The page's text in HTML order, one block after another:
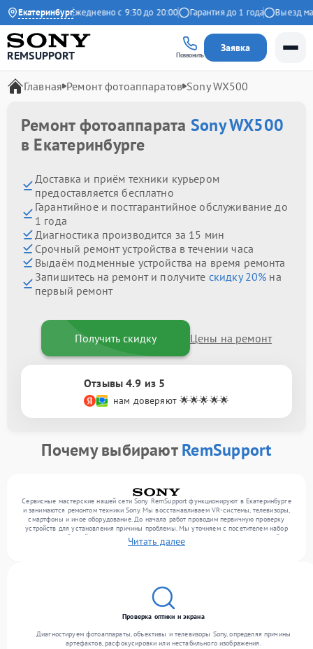
Екатеринбург
на Яндекс Ежедневно с 9:30 до 20:00 Гарантия до 1 года Выезд
REMSUPPORT Позвонить
Заявка
Главная Ремонт фотоаппаратов Sony WX500
Ремонт фотоаппарата Sony WX500
в Екатеринбурге
Доставка и приём техники курьером
предоставляется бесплатно
Гарантийное и постгарантийное обслуживание до
1 года
Диагностика производится за 15 мин
Срочный ремонт устройства в течении часа
Выдаём подменные устройства на время ремонта
Запишитесь на ремонт и получите скидку 20% на
первый ремонт
Получить скидку Цены на ремонт
Отзывы 4.9 из 5
нам доверяют 🌟🌟🌟🌟🌟
Почему выбираютRemSupport
Сервисные мастерские нашей сети Sony RemSupport функционируют в Екатеринбурге
и занимаются ремонтом техники Sony. Мы восстанавливаем VR-системы, телевизоры,
смартфоны и иное оборудование. До начала работ проводим первичную проверку
устройств для установления причины проблемы. Мы уточняем с посетителем набор
нужных действий и их цену, лишь потом выполняем восстановление с заменой
запчастей по необходимости. В конце подтверждаем качество услуг финальной
Читать далее
Проверка оптики и экрана
Диагностируем фотоаппараты, объективы и телевизоры Sony, определяя причины
артефактов, расфокусировки или нестабильного изображения.